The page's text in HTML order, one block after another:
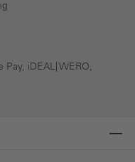
Pay, iDEAL| WERO,